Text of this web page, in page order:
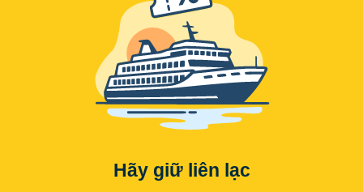
Hãy giữ liên lạc